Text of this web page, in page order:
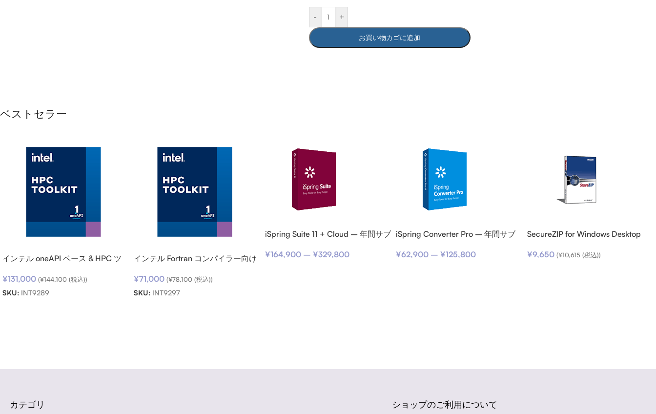
- +
お買い物カゴに追加
ベストセラー
インテル oneAPI ベース & HPC ツ
(期限内更新用)
¥131,000 (¥144,100 (税込))
SKU: INT9289
インテル Fortran コンパイラー向け
用)
¥71,000 (¥78,100(税込))
SKU: INT9297
iSpring Suite 11 + Cloud – 年間サブ
¥164,900 – ¥329,800
iSpring Converter Pro – 年間サブ
¥62,900 –¥125,800
SecureZIP for Windows Desktop
¥9,650 (¥10,615 (税込))
カテゴリ ショップのご利用について